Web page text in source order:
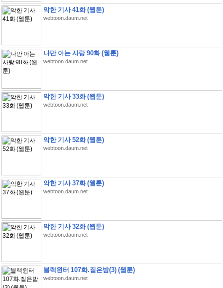
악한 기사 41화 (웹툰)
webtoon.daum.net
나만 아는 사랑 90화 (웹툰)
webtoon.daum.net
악한 기사 33화 (웹툰)
webtoon.daum.net
악한 기사 52화 (웹툰)
webtoon.daum.net
악한 기사 37화 (웹툰)
webtoon.daum.net
악한 기사 32화 (웹툰)
webtoon.daum.net
블랙윈터 107화.짙은밤(3) (웹툰)
webtoon.daum.net